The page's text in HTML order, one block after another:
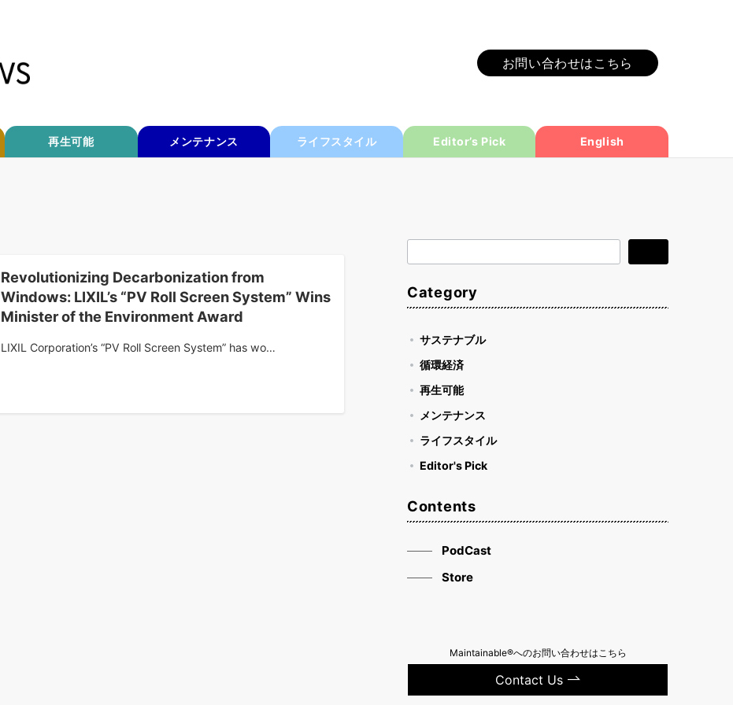
お問い合わせはこちら
再生可能 メンテナンス ライフスタイル Editor’s Pick English
Revolutionizing Decarbonization from
Windows: LIXIL’s “PV Roll Screen System” Wins
Minister of the Environment Award
LIXIL Corporation’s “PV Roll Screen System” has wo…
索
Category
サステナブル
循環経済
再生可能
メンテナンス
ライフスタイル
Editor's Pick
Contents
PodCast
Store
Maintainable®へのお問い合わせはこちら
Contact Us